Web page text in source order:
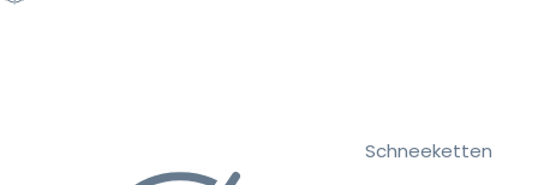
Schneeketten